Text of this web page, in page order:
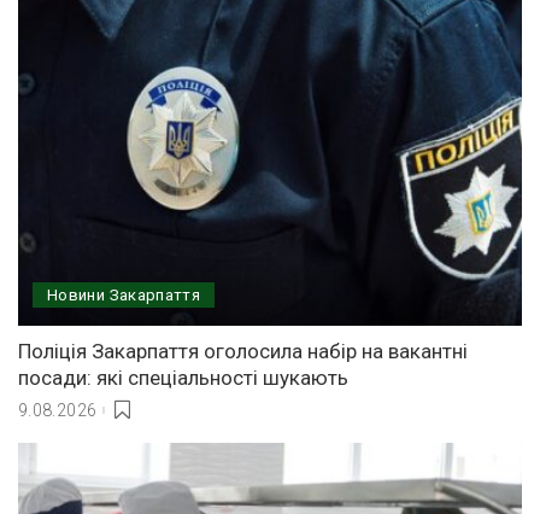
Новини Закарпаття
Поліція Закарпаття оголосила набір на вакантні
посади: які спеціальності шукають
9.08.2026